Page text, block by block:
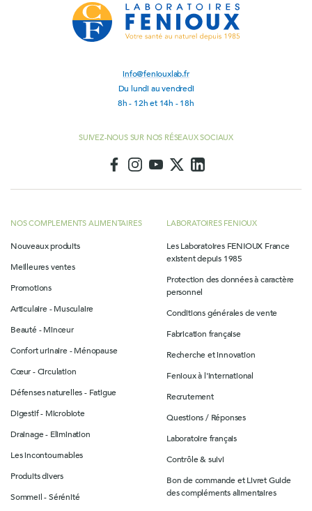
info@feniouxlab.fr
Du lundi au vendredi
8h - 12h et 14h - 18h
SUIVEZ-NOUS SUR NOS RÉSEAUX SOCIAUX
NOS COMPLEMENTS ALIMENTAIRES
Nouveaux produits
Meilleures ventes
Promotions
Articulaire - Musculaire
Beauté - Minceur
Confort urinaire - Ménopause
Cœur - Circulation
Défenses naturelles - Fatigue
Digestif - Microbiote
Drainage - Elimination
Les incontournables
Produits divers
Sommeil - Sérénité
LABORATOIRES FENIOUX
Les Laboratoires FENIOUX France
existent depuis 1985
Protection des données à caractère
personnel
Conditions générales de vente
Fabrication française
Recherche et innovation
Fenioux à l'international
Recrutement
Questions / Réponses
Laboratoire français
Contrôle & suivi
Bon de commande et Livret Guide
des compléments alimentaires